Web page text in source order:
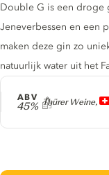
Producer
Thürer Weine,
ABV
45%
Gin description
Double G is een droge
Jeneverbessen en een
maken deze gin zo
natuurlijk water uit het